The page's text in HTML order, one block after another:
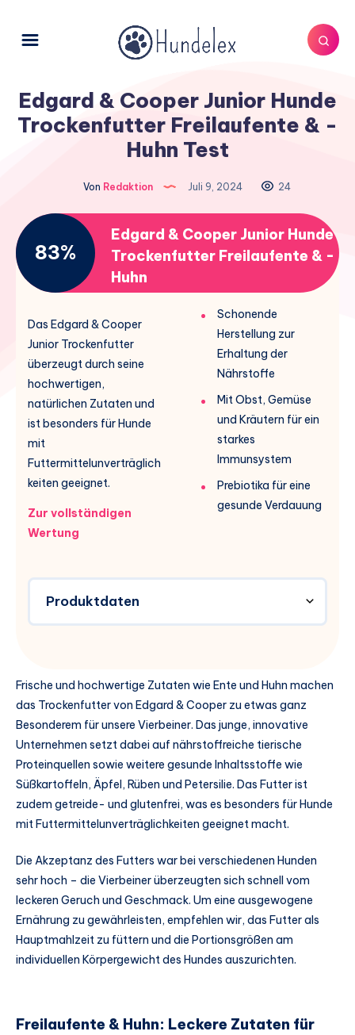
Edgard & Cooper Junior Hunde
Trockenfutter Freilaufente & -
Huhn Test
Von Redaktion Juli 9, 2024 24
83%
Edgard & Cooper Junior Hunde
Trockenfutter Freilaufente & -
Huhn
Das Edgard & Cooper
Junior Trockenfutter
überzeugt durch seine
hochwertigen,
natürlichen Zutaten und
ist besonders für Hunde
mit
Futtermittelunverträglich
keiten geeignet.
Zur vollständigen
Wertung
Schonende
Herstellung zur
Erhaltung der
Nährstoffe
Mit Obst, Gemüse
und Kräutern für ein
starkes
Immunsystem
Prebiotika für eine
gesunde Verdauung
Produktdaten
Frische und hochwertige Zutaten wie Ente und Huhn machen
das Trockenfutter von Edgard & Cooper zu etwas ganz
Besonderem für unsere Vierbeiner. Das junge, innovative
Unternehmen setzt dabei auf nährstoffreiche tierische
Proteinquellen sowie weitere gesunde Inhaltsstoffe wie
Süßkartoffeln, Äpfel, Rüben und Petersilie. Das Futter ist
zudem getreide- und glutenfrei, was es besonders für Hunde
mit Futtermittelunverträglichkeiten geeignet macht.
Die Akzeptanz des Futters war bei verschiedenen Hunden
sehr hoch – die Vierbeiner überzeugten sich schnell vom
leckeren Geruch und Geschmack. Um eine ausgewogene
Ernährung zu gewährleisten, empfehlen wir, das Futter als
Hauptmahlzeit zu füttern und die Portionsgrößen am
individuellen Körpergewicht des Hundes auszurichten.
Freilaufente & Huhn: Leckere Zutaten für